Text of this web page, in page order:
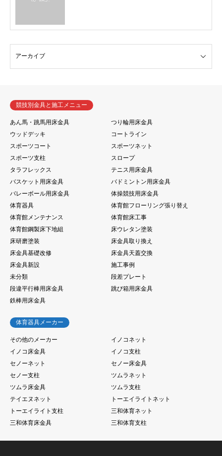
競技別金具と施工メニュー
あん馬・跳馬用床金具
つり輪用床金具
ウッドデッキ
コートライン
スポーツコート
スポーツネット
スポーツ支柱
スロープ
タラフレックス
テニス用床金具
バスケット用床金具
バドミントン用床金具
バレーボール用床金具
体操競技用床金具
体育器具
体育館フローリング張り替え
体育館メンテナンス
体育館床工事
体育館鋼製床下地組
床ウレタン塗装
床研磨塗装
床金具取り換え
床金具基礎改修
床金具天蓋交換
床金具新設
施工事例
未分類
段差プレート
段違平行棒用床金具
跳び箱用床金具
鉄棒用床金具
体育器具メーカー
その他のメーカー
イノコネット
イノコ床金具
イノコ支柱
セノーネット
セノー床金具
セノー支柱
ツムラネット
ツムラ床金具
ツムラ支柱
テイエヌネット
トーエイライトネット
トーエイライト支柱
三和体育ネット
三和体育床金具
三和体育支柱